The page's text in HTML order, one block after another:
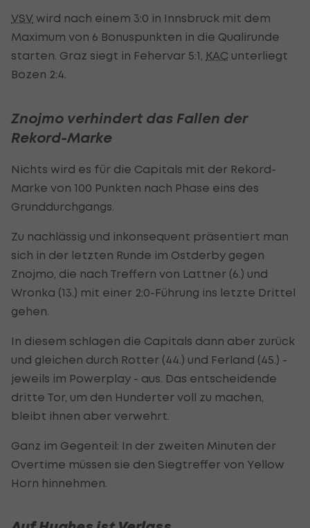
VSV wird nach einem 3:0 in Innsbruck mit dem
Maximum von 6 Bonuspunkten in die Qualirunde
starten. Graz siegt in Fehervar 5:1, KAC unterliegt
Bozen 2:4.
Znojmo verhindert das Fallen der
Rekord-Marke
Nichts wird es für die Capitals mit der Rekord-
Marke von 100 Punkten nach Phase eins des
Grunddurchgangs.
Zu nachlässig und inkonsequent präsentiert man
sich in der letzten Runde im Ostderby gegen
Znojmo, die nach Treffern von Lattner (6.) und
Wronka (13.) mit einer 2:0-Führung ins letzte Drittel
gehen.
In diesem schlagen die Capitals dann aber zurück
und gleichen durch Rotter (44.) und Ferland (45.) -
jeweils im Powerplay - aus. Das entscheidende
dritte Tor, um den Hunderter voll zu machen,
bleibt ihnen aber verwehrt.
Ganz im Gegenteil: In der zweiten Minuten der
Overtime müssen sie den Siegtreffer von Yellow
Horn hinnehmen.